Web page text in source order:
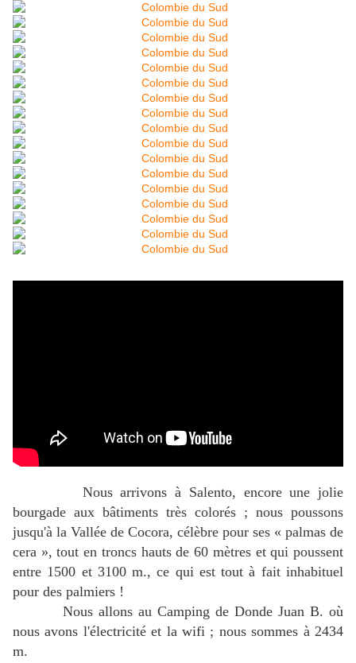
Nous arrivons à Salento, encore une jolie
bourgade aux bâtiments très colorés ; nous poussons
jusqu'à la Vallée de Cocora, célèbre pour ses « palmas de
cera », tout en troncs hauts de 60 mètres et qui poussent
entre 1500 et 3100 m., ce qui est tout à fait inhabituel
pour des palmiers !
Nous allons au Camping de Donde Juan B. où
nous avons l'électricité et la wifi ; nous sommes à 2434
m.